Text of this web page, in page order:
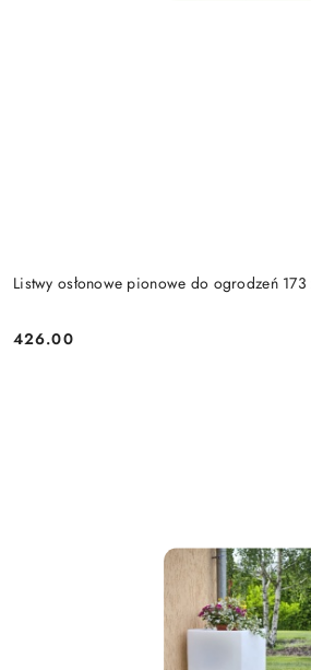
Listwy osłonowe pionowe do ogrodzeń
Cena:
426.00